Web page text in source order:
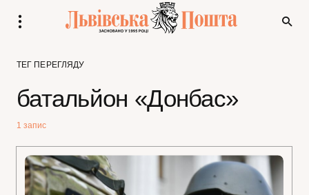
ТЕГ ПЕРЕГЛЯДУ
батальйон «Донбас»
1 запис